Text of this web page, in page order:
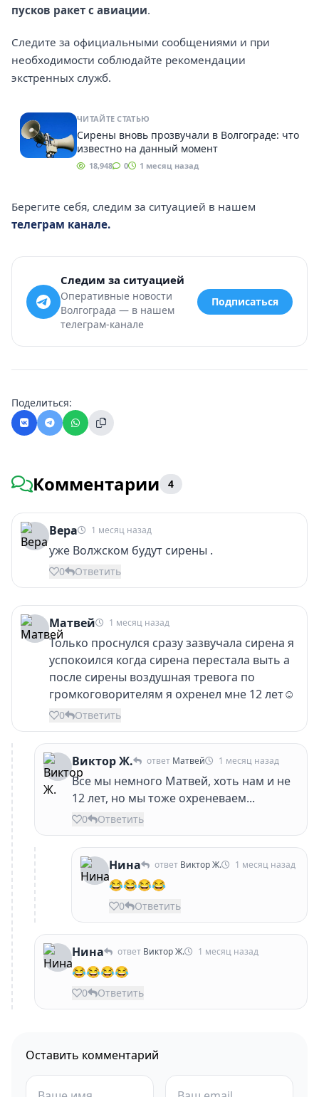
пусков ракет с авиации.
Следите за официальными сообщениями и при
необходимости соблюдайте рекомендации
экстренных служб.
ЧИТАЙТЕ СТАТЬЮ
Сирены вновь прозвучали в Волгограде: что
известно на данный момент
18,948 0 1 месяц назад
Берегите себя, следим за ситуацией в нашем
телеграм канале.
Следим за ситуацией
Оперативные новости
Волгограда — в нашем
телеграм-канале
Подписаться
Поделиться:
Комментарии 4
Вера 1 месяц назад
уже Волжском будут сирены .
0 Ответить
Матвей 1 месяц назад
Только проснулся сразу зазвучала сирена я
успокоился когда сирена перестала выть а
после сирены воздушная тревога по
громкоговорителям я охренел мне 12 лет☺️
0 Ответить
Виктор Ж. ответ Матвей 1 месяц назад
Все мы немного Матвей, хоть нам и не
12 лет, но мы тоже охреневаем...
0 Ответить
Нина ответ Виктор Ж. 1 месяц назад
😂😂😂😂
0 Ответить
Нина ответ Виктор Ж. 1 месяц назад
😂😂😂😂
0 Ответить
Оставить комментарий